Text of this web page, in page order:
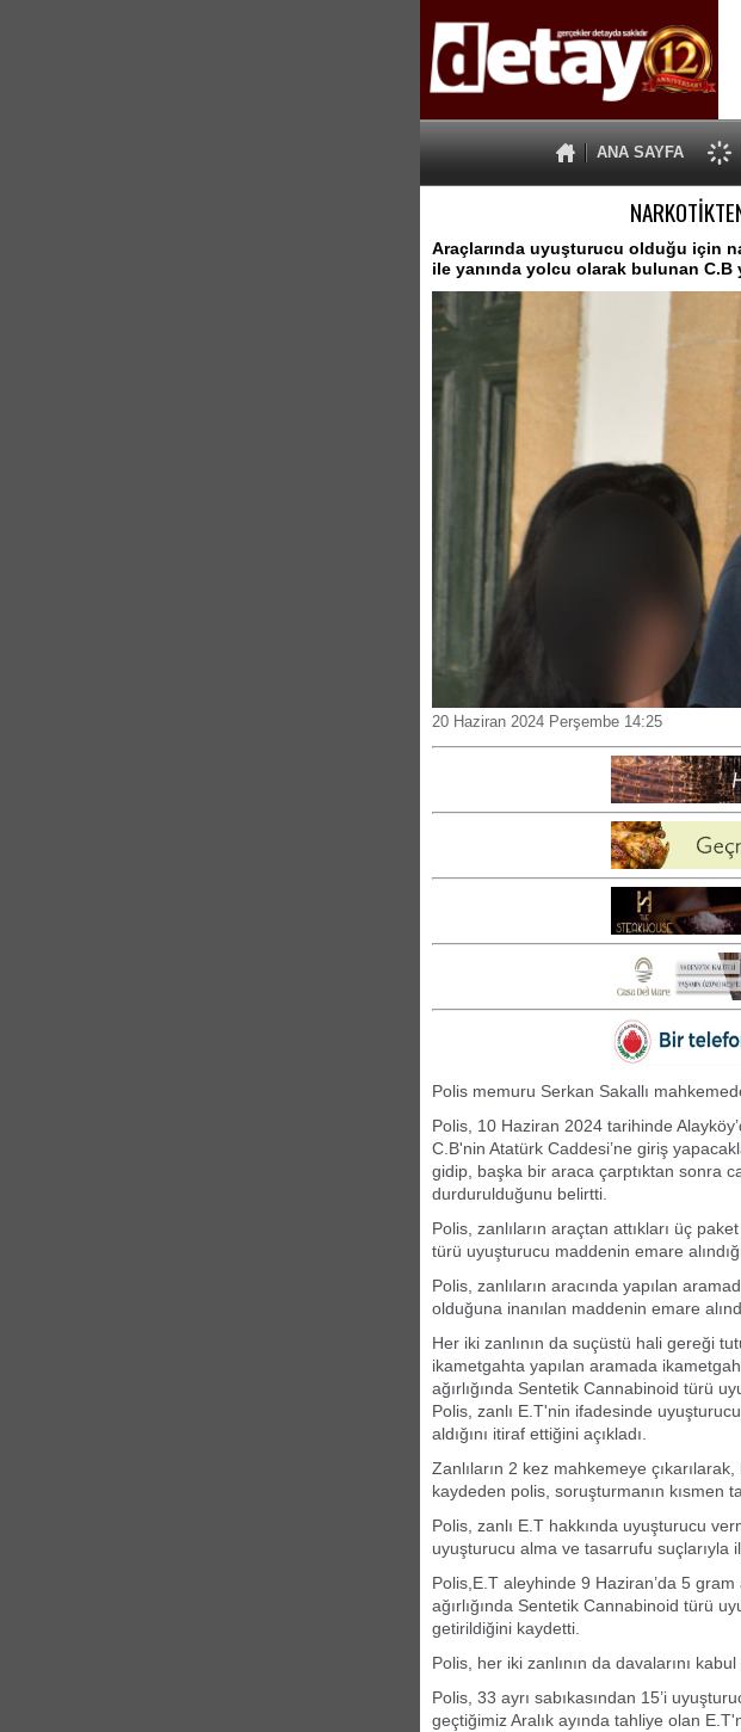
ANA SAYFA
Araçlarında uyuşturucu olduğu için
ile yanında yolcu olarak bulunan C.B
20 Haziran 2024 Perşembe 14:25
Polis memuru Serkan Sakallı
Polis, 10 Haziran 2024 tarihinde
C.B'nin Atatürk Caddesi’ne giriş
gidip, başka bir araca çarptıktan sonra
durdurulduğunu belirtti.
Polis, zanlıların araçtan attıkları üç
türü uyuşturucu maddenin emare
Polis, zanlıların aracında yapılan
olduğuna inanılan maddenin emare
Her iki zanlının da suçüstü hali gereği
ikametgahta yapılan aramada
ağırlığında Sentetik Cannabinoid türü
Polis, zanlı E.T'nin ifadesinde
aldığını itiraf ettiğini açıkladı.
Zanlıların 2 kez mahkemeye
kaydeden polis, soruşturmanın kısmen
Polis, zanlı E.T hakkında uyuşturucu
uyuşturucu alma ve tasarrufu suçlarıyla
Polis,E.T aleyhinde 9 Haziran’da 5
ağırlığında Sentetik Cannabinoid türü
getirildiğini kaydetti.
Polis, her iki zanlının da davalarını
Polis, 33 ayrı sabıkasından 15’i
geçtiğimiz Aralık ayında tahliye olan